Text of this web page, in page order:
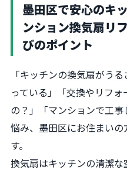
墨田区で安心のキ
ンション換気扇リ
びのポイント
「キッチンの換気扇がう
っている」「交換やリフ
の？」「マンションで工事
悩み、墨田区にお住まい
す。
換気扇はキッチンの清潔